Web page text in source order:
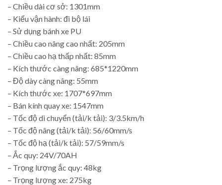
– Chiều dài cơ sở: 1301mm
– Kiểu vận hành: đi bộ lái
– Sử dụng bánh xe PU
– Chiều cao nâng cao nhất: 205mm
– Chiều cao hạ thấp nhất: 85mm
– Kích thước càng nâng: 685*1220mm
– Độ dày càng nâng: 55mm
– Kích thước xe: 1707*697mm
– Bán kính quay xe: 1547mm
– Tốc độ di chuyển (tải/k tải): 3/3.5km/h
– Tốc độ nâng (tải/k tải): 56/60mm/s
– Tốc độ hạ (tải/k tải): 57/59mm/s
– Ắc quy: 24V/70AH
– Trọng lượng ắc quy: 48kg
– Trọng lượng xe: 275kg